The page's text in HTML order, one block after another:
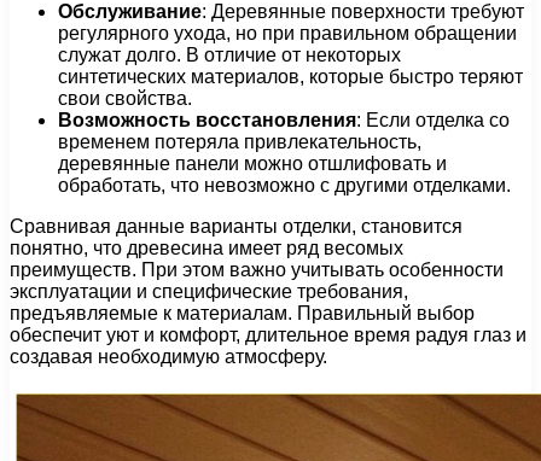
Обслуживание: Деревянные поверхности требуют
регулярного ухода, но при правильном обращении
служат долго. В отличие от некоторых
синтетических материалов, которые быстро теряют
свои свойства.
Возможность восстановления: Если отделка со
временем потеряла привлекательность,
деревянные панели можно отшлифовать и
обработать, что невозможно с другими отделками.
Сравнивая данные варианты отделки, становится
понятно, что древесина имеет ряд весомых
преимуществ. При этом важно учитывать особенности
эксплуатации и специфические требования,
предъявляемые к материалам. Правильный выбор
обеспечит уют и комфорт, длительное время радуя глаз и
создавая необходимую атмосферу.